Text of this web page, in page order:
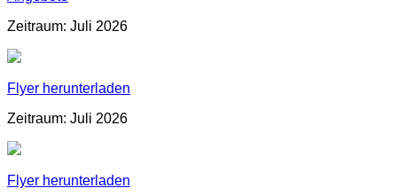
Zeitraum: Juli 2026
Flyer herunterladen
Zeitraum: Juli 2026
Flyer herunterladen